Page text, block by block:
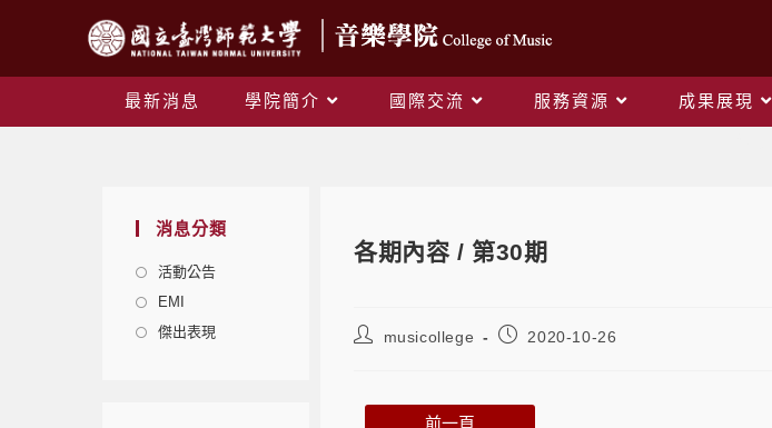
最新消息 學院簡介 國際交流 服務資源 成果展現
消息分類
活動公告
EMI
傑出表現
各期內容 / 第30期
musicollege 2020-10-26
前一頁